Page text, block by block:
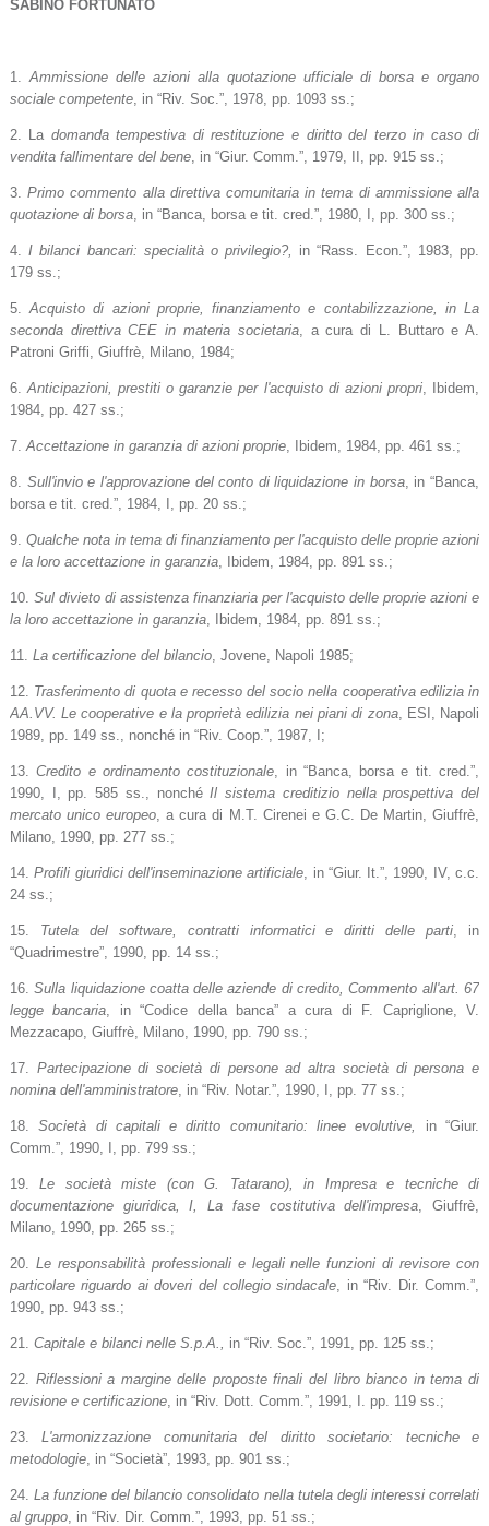
SABINO FORTUNATO
1. Ammissione delle azioni alla quotazione ufficiale di borsa e organo
sociale competente, in “Riv. Soc.”, 1978, pp. 1093 ss.;
2. La domanda tempestiva di restituzione e diritto del terzo in caso di
vendita fallimentare del bene, in “Giur. Comm.”, 1979, II, pp. 915 ss.;
3.Primo commento alla direttiva comunitaria in tema di ammissione alla
quotazione di borsa, in “Banca, borsa e tit. cred.”, 1980, I, pp. 300 ss.;
4.I bilanci bancari: specialità o privilegio?, in “Rass. Econ.”, 1983, pp.
179 ss.;
5.Acquisto di azioni proprie, finanziamento e contabilizzazione, in La
seconda direttiva CEE in materia societaria, a cura di L. Buttaro e A.
Patroni Griffi, Giuffrè, Milano, 1984;
6.Anticipazioni, prestiti o garanzie per l'acquisto di azioni propri, Ibidem,
1984, pp. 427 ss.;
7. Accettazione in garanzia di azioni proprie, Ibidem, 1984, pp. 461 ss.;
8. Sull'invio e l'approvazione del conto di liquidazione in borsa, in “Banca,
borsa e tit. cred.”, 1984, I, pp. 20 ss.;
9. Qualche nota in tema di finanziamento per l'acquisto delle proprie azioni
e la loro accettazione in garanzia, Ibidem, 1984, pp. 891 ss.;
10. Sul divieto di assistenza finanziaria per l'acquisto delle proprie azioni e
la loro accettazione in garanzia, Ibidem, 1984, pp. 891 ss.;
11. La certificazione del bilancio, Jovene, Napoli 1985;
12. Trasferimento di quota e recesso del socio nella cooperativa edilizia in
AA.VV. Le cooperative e la proprietà edilizia nei piani di zona, ESI, Napoli
1989, pp. 149 ss., nonché in “Riv. Coop.”, 1987, I;
13.Credito e ordinamento costituzionale , in “Banca, borsa e tit. cred.”,
1990, I, pp. 585 ss., nonchéIl sistema creditizio nella prospettiva del
mercato unico europeo , a cura di M.T. Cirenei e G.C. De Martin, Giuffrè,
Milano, 1990, pp. 277 ss.;
14.Profili giuridici dell'inseminazione artificiale , in “Giur. It.”, 1990, IV, c.c.
24 ss.;
15. Tutela del software, contratti informatici e diritti delle parti , in
“Quadrimestre”, 1990, pp. 14 ss.;
16.Sulla liquidazione coatta delle aziende di credito, Commento all'art. 67
legge bancaria , in “Codice della banca” a cura di F. Capriglione, V.
Mezzacapo, Giuffrè, Milano, 1990, pp. 790 ss.;
17. Partecipazione di società di persone ad altra società di persona e
nomina dell'amministratore, in “Riv. Notar.”, 1990, I, pp. 77 ss.;
18.Società di capitali e diritto comunitario: linee evolutive, in “Giur.
Comm.”, 1990, I, pp. 799 ss.;
19.Le società miste (con G. Tatarano), in Impresa e tecniche di
documentazione giuridica, I, La fase costitutiva dell'impresa , Giuffrè,
Milano, 1990, pp. 265 ss.;
20. Le responsabilità professionali e legali nelle funzioni di revisore con
particolare riguardo ai doveri del collegio sindacale , in “Riv. Dir. Comm.”,
1990, pp. 943 ss.;
21. Capitale e bilanci nelle S.p.A., in “Riv. Soc.”, 1991, pp. 125 ss.;
22. Riflessioni a margine delle proposte finali del libro bianco in tema di
revisione e certificazione, in “Riv. Dott. Comm.”, 1991, I. pp. 119 ss.;
23.L'armonizzazione comunitaria del diritto societario: tecniche e
metodologie, in “Società”, 1993, pp. 901 ss.;
24.La funzione del bilancio consolidato nella tutela degli interessi correlati
al gruppo, in “Riv. Dir. Comm.”, 1993, pp. 51 ss.;